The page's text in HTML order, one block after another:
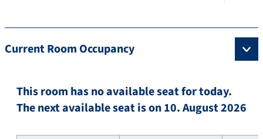
Current Room Occupancy
This room has no available seat for today.
The next available seat is on 10. August 2026